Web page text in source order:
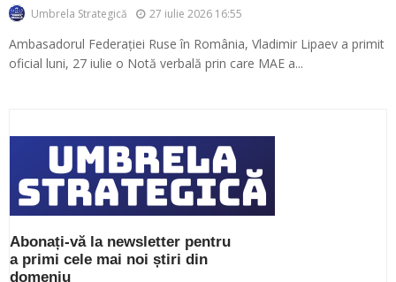
Umbrela Strategică 27 iulie 2026 16:55
Ambasadorul Federației Ruse în România, Vladimir Lipaev a primit
oficial luni, 27 iulie o Notă verbală prin care MAE a...
Abonați-vă la newsletter pentru
a primi cele mai noi știri din
domeniu